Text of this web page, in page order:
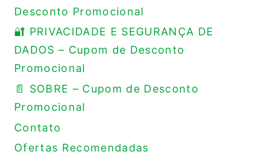
Desconto Promocional
🔐 PRIVACIDADE E SEGURANÇA DE
DADOS – Cupom de Desconto
Promocional
📄 SOBRE – Cupom de Desconto
Promocional
Contato
Ofertas Recomendadas